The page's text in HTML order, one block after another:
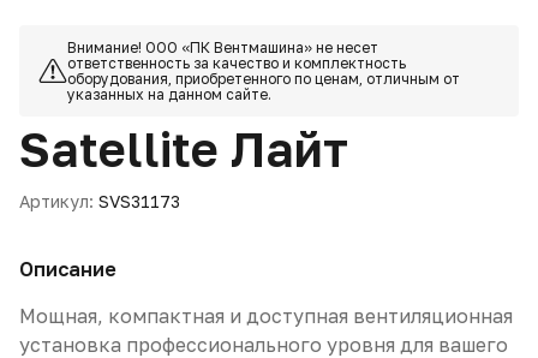
Внимание! ООО «ПК Вентмашина» не несет
ответственность за качество и комплектность
оборудования, приобретенного по ценам, отличным от
указанных на данном сайте.
Satellite Лайт
Артикул: SVS31173
Описание
Мощная, компактная и доступная вентиляционная
установка профессионального уровня для вашего